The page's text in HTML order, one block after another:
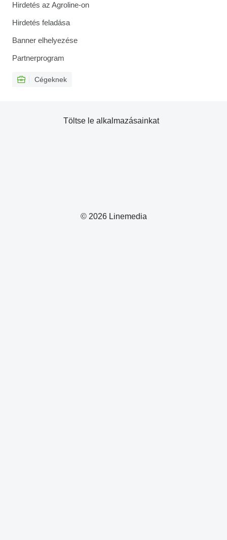
Hirdetés az Agroline-on
Hirdetés feladása
Banner elhelyezése
Partnerprogram
Cégeknek
© 2026 Linemedia
Töltse le alkalmazásainkat